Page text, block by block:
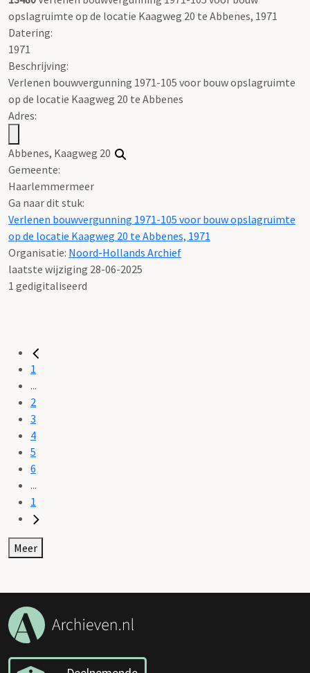
opslagruimte op de locatie Kaagweg 20 te Abbenes, 1971
Datering:
1971
Beschrijving:
Verlenen bouwvergunning 1971-105 voor bouw opslagruimte
op de locatie Kaagweg 20 te Abbenes
Adres:
Abbenes, Kaagweg 20
Gemeente:
Haarlemmermeer
Ga naar dit stuk:
Verlenen bouwvergunning 1971-105 voor bouw opslagruimte
op de locatie Kaagweg 20 te Abbenes, 1971
Organisatie: Noord-Hollands Archief
laatste wijziging 28-06-2025
1 gedigitaliseerd
1
...
2
3
4
5
6
...
1
Meer